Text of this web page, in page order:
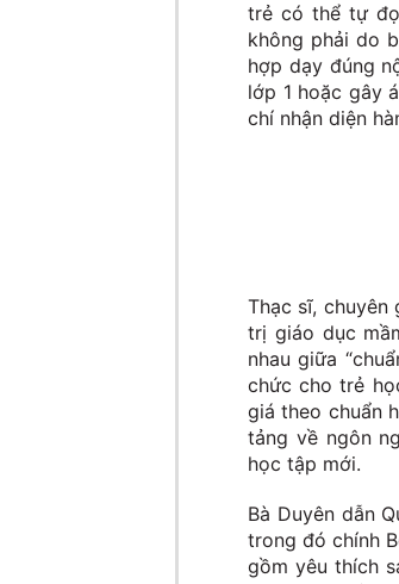
trẻ có thể tự
không phải do
hợp dạy đúng
lớp 1 hoặc gây
chí nhận diện
Thạc sĩ,
trị giáo dục
nhau giữa
chức cho trẻ
giá theo chuẩn
tảng về ngôn
học tập mới.
Bà Duyên dẫn
trong đó chính
gồm yêu thích